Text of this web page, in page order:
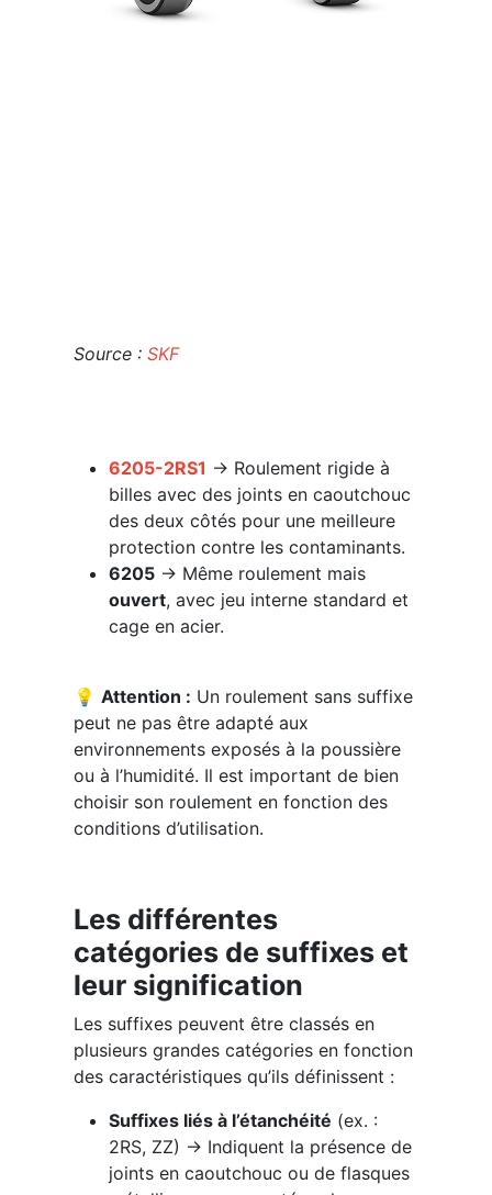
Source :SKF
6205-2RS1 → Roulement rigide à
billes avec des joints en caoutchouc
des deux côtés pour une meilleure
protection contre les contaminants.
6205 → Même roulement mais
ouvert, avec jeu interne standard et
cage en acier.
💡Attention : Un roulement sans suffixe
peut ne pas être adapté aux
environnements exposés à la poussière
ou à l’humidité. Il est important de bien
choisir son roulement en fonction des
conditions d’utilisation.
Les différentes
catégories de suffixes et
leur signification
Les suffixes peuvent être classés en
plusieurs grandes catégories en fonction
des caractéristiques qu’ils définissent :
Suffixes liés à l’étanchéité (ex. :
2RS, ZZ) → Indiquent la présence de
joints en caoutchouc ou de flasques